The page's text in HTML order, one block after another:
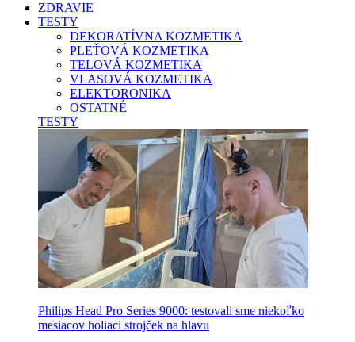
ZDRAVIE
TESTY
DEKORATÍVNA KOZMETIKA
PLEŤOVÁ KOZMETIKA
TELOVÁ KOZMETIKA
VLASOVÁ KOZMETIKA
ELEKTORONIKA
OSTATNÉ
TESTY
Philips Head Pro Series 9000: testovali sme niekoľko
mesiacov holiaci strojček na hlavu